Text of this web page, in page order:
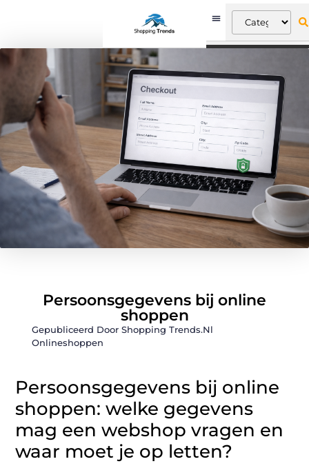
Persoonsgegevens bij online
shoppen
Gepubliceerd Door Shopping Trends.nl
Onlineshoppen
Persoonsgegevens bij online
shoppen: welke gegevens
mag een webshop vragen en
waar moet je op letten?